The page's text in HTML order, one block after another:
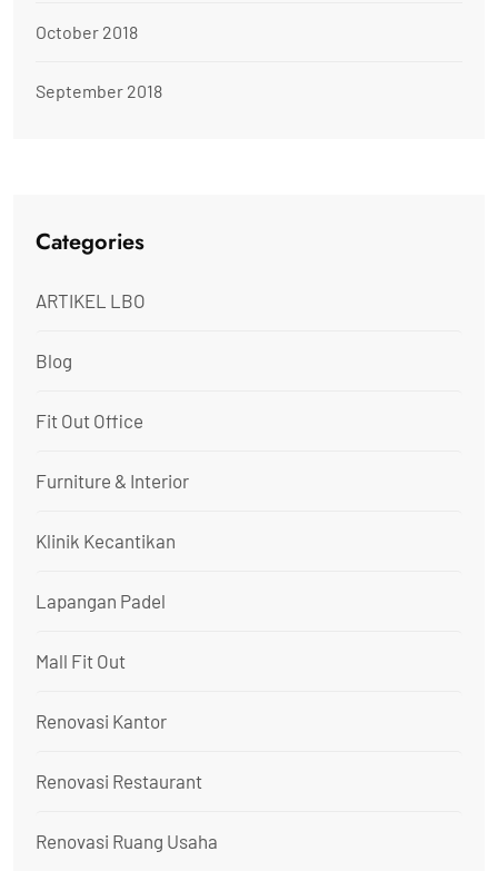
October 2018
September 2018
Categories
ARTIKEL LBO
Blog
Fit Out Office
Furniture & Interior
Klinik Kecantikan
Lapangan Padel
Mall Fit Out
Renovasi Kantor
Renovasi Restaurant
Renovasi Ruang Usaha